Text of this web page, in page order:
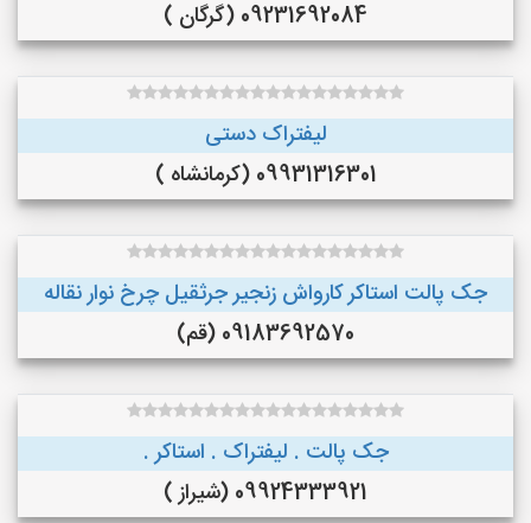
09231692084 (گرگان )
لیفتراک دستی
09931316301 (کرمانشاه )
جک پالت استاکر کارواش زنجیر جرثقیل چرخ نوار نقاله
09183692570 (قم)
جک پالت . لیفتراک . استاکر .
09924333921 (شیراز )